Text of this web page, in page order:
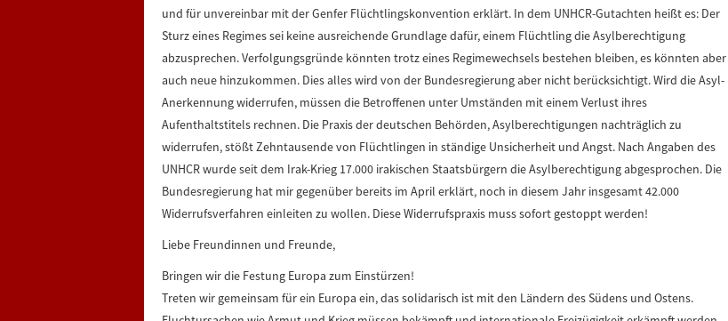
und für unvereinbar mit der Genfer Flüchtlingskonvention erklärt. In dem UNHCR-Gutachten heißt es: Der
Sturz eines Regimes sei keine ausreichende Grundlage dafür, einem Flüchtling die Asylberechtigung
abzusprechen. Verfolgungsgründe könnten trotz eines Regimewechsels bestehen bleiben, es könnten aber
auch neue hinzukommen. Dies alles wird von der Bundesregierung aber nicht berücksichtigt. Wird die Asyl-
Anerkennung widerrufen, müssen die Betroffenen unter Umständen mit einem Verlust ihres
Aufenthaltstitels rechnen. Die Praxis der deutschen Behörden, Asylberechtigungen nachträglich zu
widerrufen, stößt Zehntausende von Flüchtlingen in ständige Unsicherheit und Angst. Nach Angaben des
UNHCR wurde seit dem Irak-Krieg 17.000 irakischen Staatsbürgern die Asylberechtigung abgesprochen. Die
Bundesregierung hat mir gegenüber bereits im April erklärt, noch in diesem Jahr insgesamt 42.000
Widerrufsverfahren einleiten zu wollen. Diese Widerrufspraxis muss sofort gestoppt werden!
Liebe Freundinnen und Freunde,
Bringen wir die Festung Europa zum Einstürzen!
Treten wir gemeinsam für ein Europa ein, das solidarisch ist mit den Ländern des Südens und Ostens.